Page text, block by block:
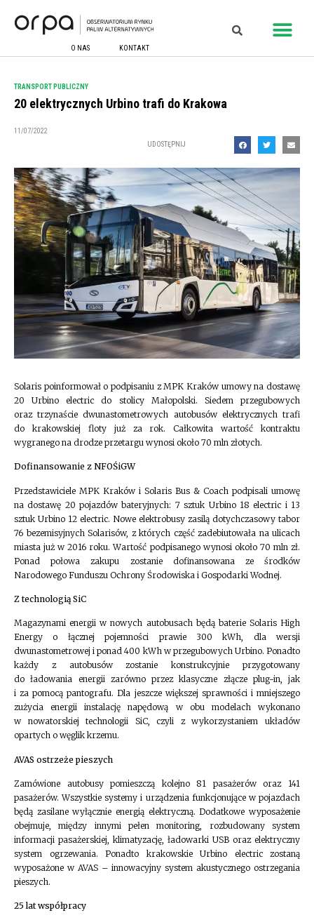
O NAS KONTAKT
TRANSPORT PUBLICZNY
20 elektrycznych Urbino trafi do Krakowa
11/07/2022
UDOSTĘPNIJ
Solaris poinformował o podpisaniu z MPK Kraków umowy na dostawę
20 Urbino electric do stolicy Małopolski. Siedem przegubowych
oraz trzynaście dwunastometrowych autobusów elektrycznych trafi
do krakowskiej floty już za rok. Całkowita wartość kontraktu
wygranego na drodze przetargu wynosi około 70 mln złotych.
Dofinansowanie z NFOŚiGW
Przedstawiciele MPK Kraków i Solaris Bus & Coach podpisali umowę
na dostawę 20 pojazdów bateryjnych: 7 sztuk Urbino 18 electric i 13
sztuk Urbino 12 electric. Nowe elektrobusy zasilą dotychczasowy tabor
76 bezemisyjnych Solarisów, z których część zadebiutowała na ulicach
miasta już w 2016 roku. Wartość podpisanego wynosi około 70 mln zł.
Ponad połowa zakupu zostanie dofinansowana ze środków
Narodowego Funduszu Ochrony Środowiska i Gospodarki Wodnej.
Z technologią SiC
Magazynami energii w nowych autobusach będą baterie Solaris High
Energy o łącznej pojemności prawie 300 kWh, dla wersji
dwunastometrowej i ponad 400 kWh w przegubowych Urbino. Ponadto
każdy z autobusów zostanie konstrukcyjnie przygotowany
do ładowania energii zarówno przez klasyczne złącze plug-in, jak
i za pomocą pantografu. Dla jeszcze większej sprawności i mniejszego
zużycia energii instalację napędową w obu modelach wykonano
w nowatorskiej technologii SiC, czyli z wykorzystaniem układów
opartych o węglik krzemu.
AVAS ostrzeże pieszych
Zamówione autobusy pomieszczą kolejno 81 pasażerów oraz 141
pasażerów. Wszystkie systemy i urządzenia funkcjonujące w pojazdach
będą zasilane wyłącznie energią elektryczną. Dodatkowe wyposażenie
obejmuje, między innymi pełen monitoring, rozbudowany system
informacji pasażerskiej, klimatyzację, ładowarki USB oraz elektryczny
system ogrzewania. Ponadto krakowskie Urbino electric zostaną
wyposażone w AVAS – innowacyjny system akustycznego ostrzegania
pieszych.
25 lat współpracy